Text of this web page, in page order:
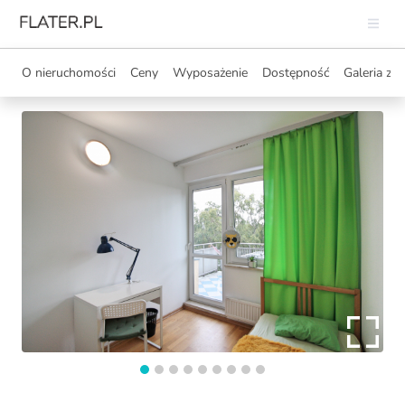
O nieruchomości Ceny Wyposażenie Dostępność Galeria